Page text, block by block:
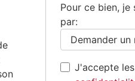
Pour ce bien, je
par:
J'accepte les